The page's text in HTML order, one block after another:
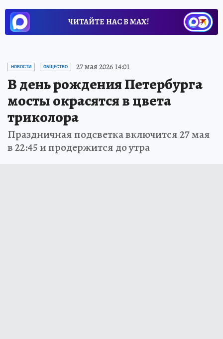
ЧИТАЙТЕ НАС В МАХ!
НОВОСТИ ОБЩЕСТВО 27 мая 2026 14:01
В день рождения Петербурга
мосты окрасятся в цвета
триколора
Праздничная подсветка включится 27 мая
в 22:45 и продержится до утра